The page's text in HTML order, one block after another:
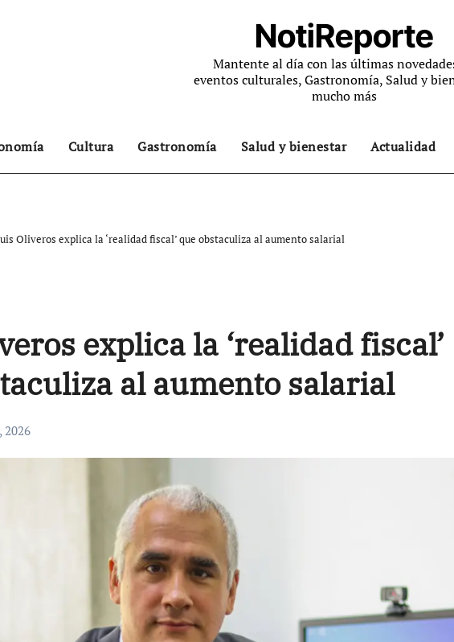
NotiReporte
Mantente al día con las últimas
eventos culturales, Gastronomía, Salud y
mucho más
Cultura Gastronomía Salud y bienestar Actualidad
Oliveros explica la ‘realidad fiscal’ que obstaculiza al aumento salarial
explica la ‘realidad fiscal’
al aumento salarial
2026